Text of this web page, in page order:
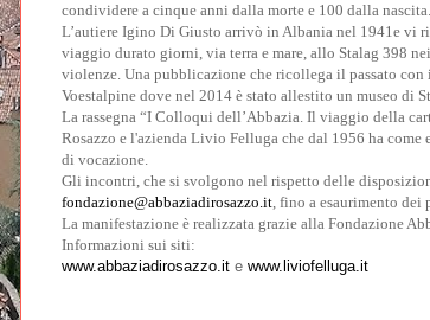
condividere a cinque anni dalla morte e 100 dalla nascita.
L’autiere Igino Di Giusto arrivò in Albania nel 1941e vi
viaggio durato giorni, via terra e mare, allo Stalag 398
violenze. Una pubblicazione che ricollega il passato
Voestalpine dove nel 2014 è stato allestito un museo di
La rassegna “I Colloqui dell’Abbazia. Il viaggio della
Rosazzo e l'azienda Livio Felluga che dal 1956 ha
di vocazione.
Gli incontri, che si svolgono nel rispetto delle
fondazione@abbaziadirosazzo.it, fino a esaurimento
La manifestazione è realizzata grazie alla Fondazione
Informazioni sui siti:
www.abbaziadirosazzo.ite www.liviofelluga.it